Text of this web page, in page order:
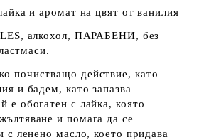
и аромат на цвят от ванилия
алкохол, ПАРАБЕНИ, без
почистващо действие, като
и бадем, като запазва
е обогатен с лайка, която
и помага да се
с ленено масло, което придава